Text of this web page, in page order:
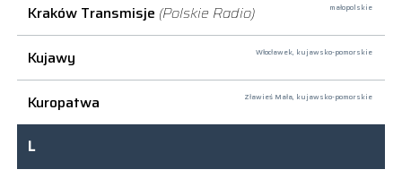
Kraków Transmisje (Polskie Radio) małopolskie
Kujawy Włocławek, kujawsko-pomorskie
Kuropatwa Zławieś Mała, kujawsko-pomorskie
L